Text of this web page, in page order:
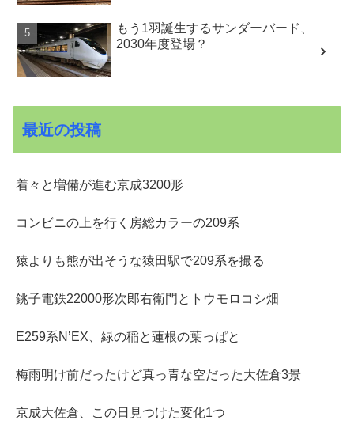
もう1羽誕生するサンダーバード、
2030年度登場？
最近の投稿
着々と増備が進む京成3200形
コンビニの上を行く房総カラーの209系
猿よりも熊が出そうな猿田駅で209系を撮る
銚子電鉄22000形次郎右衛門とトウモロコシ畑
E259系N’EX、緑の稲と蓮根の葉っぱと
梅雨明け前だったけど真っ青な空だった大佐倉3景
京成大佐倉、この日見つけた変化1つ